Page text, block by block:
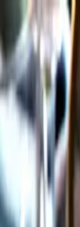
Gå till huvudinnehåll
Sök